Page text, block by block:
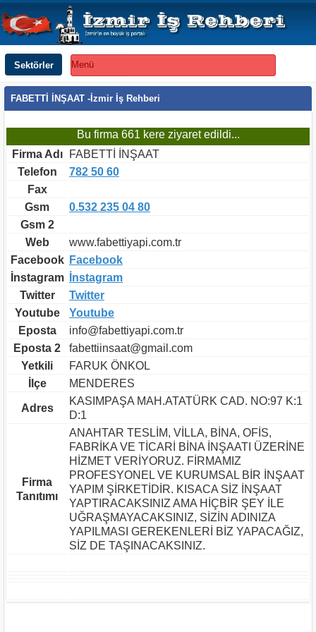
Sektörler Menü
FABETTİ İNŞAAT -İzmir İş Rehberi
Bu firma 661 kere ziyaret edildi...
Firma Adı
FABETTİ İNŞAAT
Telefon
782 50 60
Fax
Gsm
0.532 235 04 80
Gsm 2
Web
www.fabettiyapi.com.tr
Facebook Facebook
İnstagram
İnstagram
Twitter
Twitter
Youtube
Youtube
Eposta
info@fabettiyapi.com.tr
Eposta 2
fabettiinsaat@gmail.com
Yetkili
FARUK ÖNKOL
İlçe
MENDERES
Adres
KASIMPAŞA MAH.ATATÜRK CAD. NO:97 K:1
D:1
Firma
Tanıtımı
ANAHTAR TESLİM, VİLLA, BİNA, OFİS,
FABRİKA VE TİCARİ BİNA İNŞAATI ÜZERİNE
HİZMET VERİYORUZ. FİRMAMIZ
PROFESYONEL VE KURUMSAL BİR İNŞAAT
YAPIM ŞİRKETİDİR. KISACA SİZ İNŞAAT
YAPTIRACAKSINIZ AMA HİÇBİR ŞEY İLE
UĞRAŞMAYACAKSINIZ, SİZİN ADINIZA
YAPILMASI GEREKENLERİ BİZ YAPACAĞIZ,
SİZ DE TAŞINACAKSINIZ.